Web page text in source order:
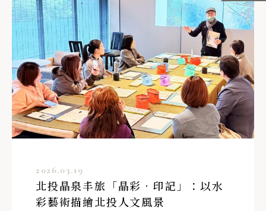
2026.03.19
北投晶泉丰旅「晶彩．印記」：以水
彩藝術描繪北投人文風景